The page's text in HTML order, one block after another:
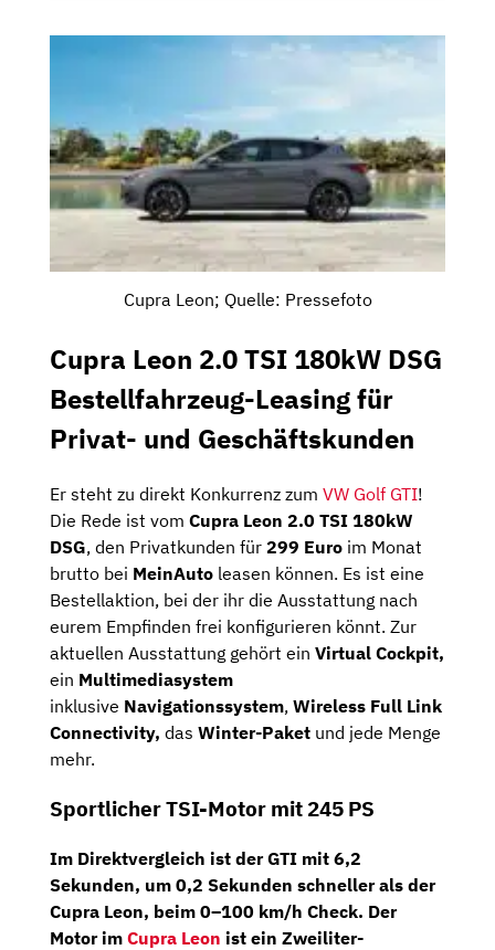
Cupra Leon; Quelle: Pressefoto
Cupra Leon 2.0 TSI 180kW DSG
Bestellfahrzeug-Leasing für
Privat- und Geschäftskunden
Er steht zu direkt Konkurrenz zum VW Golf GTI!
Die Rede ist vom Cupra Leon 2.0 TSI 180kW
DSG, den Privatkunden für 299 Euro im Monat
brutto bei MeinAuto leasen können. Es ist eine
Bestellaktion, bei der ihr die Ausstattung nach
eurem Empfinden frei konfigurieren könnt. Zur
aktuellen Ausstattung gehört ein Virtual Cockpit,
ein Multimediasystem
inklusive Navigationssystem, Wireless Full Link
Connectivity, das Winter-Paket und jede Menge
mehr.
Sportlicher TSI-Motor mit 245 PS
Im Direktvergleich ist der GTI mit 6,2
Sekunden, um 0,2 Sekunden schneller als der
Cupra Leon, beim 0–100 km/h Check. Der
Motor im Cupra Leon ist ein Zweiliter-